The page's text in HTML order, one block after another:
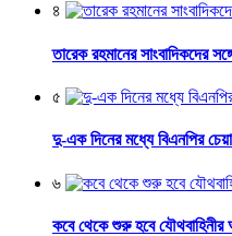
৪
তারেক রহমানের সাংবাদিকদের
৫
দু-এক দিনের মধ্যে বিএনপির
৬
কবে থেকে শুরু হবে যৌথবাহিনীর